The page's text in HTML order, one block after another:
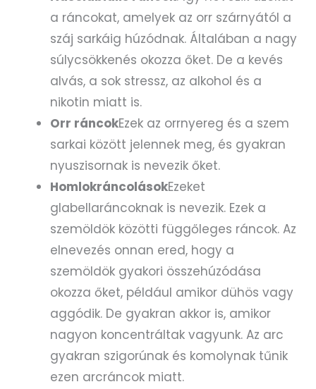
a ráncokat, amelyek az orr szárnyától a
száj sarkáig húzódnak. Általában a nagy
súlycsökkenés okozza őket. De a kevés
alvás, a sok stressz, az alkohol és a
nikotin miatt is.
Orr ráncokEzek az orrnyereg és a szem
sarkai között jelennek meg, és gyakran
nyuszisornak is nevezik őket.
HomlokráncolásokEzeket
glabellaráncoknak is nevezik. Ezek a
szemöldök közötti függőleges ráncok. Az
elnevezés onnan ered, hogy a
szemöldök gyakori összehúzódása
okozza őket, például amikor dühös vagy
aggódik. De gyakran akkor is, amikor
nagyon koncentráltak vagyunk. Az arc
gyakran szigorúnak és komolynak tűnik
ezen arcráncok miatt.